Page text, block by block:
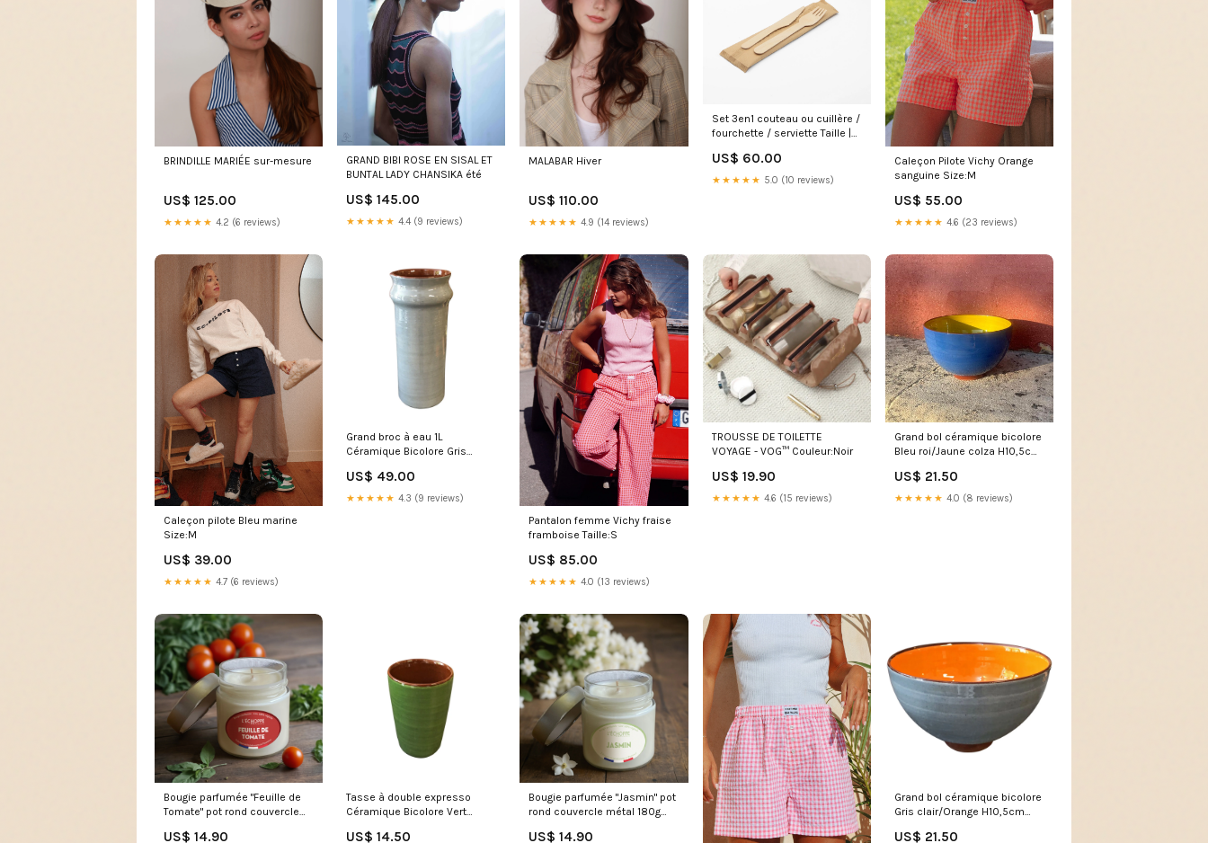
BRINDILLE MARIÉE sur-mesure
US$ 125.00
★★★★★ 4.2 (6 reviews)
GRAND BIBI ROSE EN SISAL ET
BUNTAL LADY CHANSIKA été
US$ 145.00
★★★★★ 4.4 (9 reviews)
MALABAR Hiver
US$ 110.00
★★★★★ 4.9 (14 reviews)
Set 3en1 couteau ou cuillère /
fourchette / serviette Taille |
U/colis
US$ 60.00
★★★★★ 5.0 (10 reviews)
Caleçon Pilote Vichy Orange
sanguine Size:M
US$ 55.00
★★★★★ 4.6 (23 reviews)
Caleçon pilote Bleu marine
Size:M
US$ 39.00
★★★★★ 4.7 (6 reviews)
Grand broc à eau 1L
Céramique Bicolore Gris
US$ 49.00
★★★★★ 4.3 (9 reviews)
Pantalon femme Vichy fraise
framboise Taille:S
US$ 85.00
★★★★★ 4.0 (13 reviews)
TROUSSE DE TOILETTE
VOYAGE - VOG™ Couleur:Noir
US$ 19.90
★★★★★ 4.6 (15 reviews)
Grand bol céramique bicolore
Bleu roi/Jaune colza H10,5cm
US$ 21.50
★★★★★ 4.0 (8 reviews)
Bougie parfumée "Feuille de
Tomate" pot rond couvercle
US$ 14.90
Tasse à double expresso
Céramique Bicolore Vert
US$ 14.50
Bougie parfumée "Jasmin" pot
rond couvercle métal 180g
US$ 14.90
Grand bol céramique bicolore
Gris clair/Orange H10,5cm
US$ 21.50